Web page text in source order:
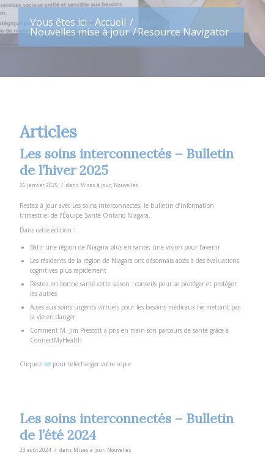
Vous êtes ici : Accueil /
Nouvelles mise à jour /Resource Navigator
Articles
Les soins interconnectés – Bulletin
de l’hiver 2025
26 janvier 2025 / dans Mises à jour Nouvelles
Restez à jour avec Les soins interconnectés, le bulletin d’information
trimestriel de l’Équipe Santé Ontario Niagara.
Dans cette édition :
Bâtir une région de Niagara plus en santé; une vision pour l’avenir
Les résidents de la région de Niagara ont désormais accès à des évaluations
cognitives plus rapidement
Restez en bonne santé cette saison : conseils pour se protéger et protéger
les autres
Accès aux soins urgents virtuels pour les besoins médicaux ne mettant pas
la vie en danger
Comment M. Jim Prescott a pris en main son parcours de santé grâce à
ConnectMyHealth
Cliquezici pour télécharger votre copie.
Les soins interconnectés – Bulletin
de l’été 2024
23 août 2024 / dans Mises à jour Nouvelles